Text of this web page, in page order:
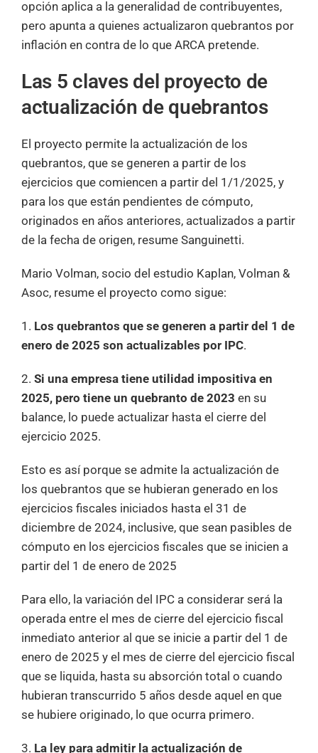
opción aplica a la generalidad de contribuyentes,
pero apunta a quienes actualizaron quebrantos por
inflación en contra de lo que ARCA pretende.
Las 5 claves del proyecto de
actualización de quebrantos
El proyecto permite la actualización de los
quebrantos, que se generen a partir de los
ejercicios que comiencen a partir del 1/1/2025, y
para los que están pendientes de cómputo,
originados en años anteriores, actualizados a partir
de la fecha de origen, resume Sanguinetti.
Mario Volman, socio del estudio Kaplan, Volman &
Asoc, resume el proyecto como sigue:
1. Los quebrantos que se generen a partir del 1 de
enero de 2025 son actualizables por IPC.
2. Si una empresa tiene utilidad impositiva en
2025, pero tiene un quebranto de 2023 en su
balance, lo puede actualizar hasta el cierre del
ejercicio 2025.
Esto es así porque se admite la actualización de
los quebrantos que se hubieran generado en los
ejercicios fiscales iniciados hasta el 31 de
diciembre de 2024, inclusive, que sean pasibles de
cómputo en los ejercicios fiscales que se inicien a
partir del 1 de enero de 2025
Para ello, la variación del IPC a considerar será la
operada entre el mes de cierre del ejercicio fiscal
inmediato anterior al que se inicie a partir del 1 de
enero de 2025 y el mes de cierre del ejercicio fiscal
que se liquida, hasta su absorción total o cuando
hubieran transcurrido 5 años desde aquel en que
se hubiere originado, lo que ocurra primero.
3. La ley para admitir la actualización de